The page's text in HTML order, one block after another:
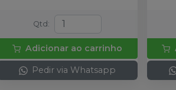
Qtd :
Adicionar ao carrinho
Pedir via Whatsapp